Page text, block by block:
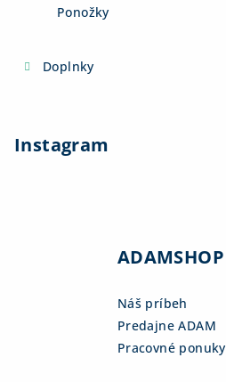
Ponožky
Doplnky
Instagram
ADAMSHOP
Náš príbeh
Predajne ADAM
Pracovné ponuky